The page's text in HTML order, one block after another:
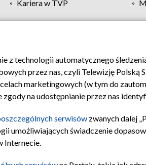
Kariera w TVP
Moje zgody Pomoc
z technologii automatycznego
przez nas, czyli Telewizję Polską
celach marketingowych (w tym do
na udostępnianie przez nas
serwisów zwanych dalej
świadczenie
Internecie.